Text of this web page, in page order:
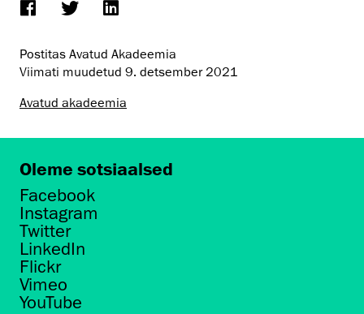
Postitas Avatud Akadeemia
Viimati muudetud 9. detsember 2021
Avatud akadeemia
Oleme sotsiaalsed
Facebook
Instagram
Twitter
LinkedIn
Flickr
Vimeo
YouTube